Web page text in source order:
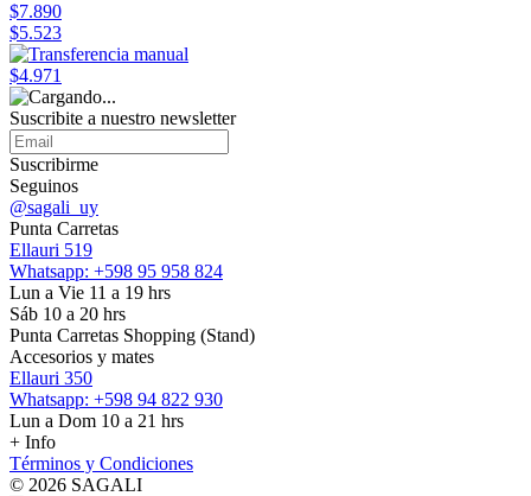
$7.890
$5.523
$4.971
Suscribite a nuestro newsletter
Suscribirme
Seguinos
@sagali_uy
Punta Carretas
Ellauri 519
Whatsapp: +598 95 958 824
Lun a Vie 11 a 19 hrs
Sáb 10 a 20 hrs
Punta Carretas Shopping (Stand)
Accesorios y mates
Ellauri 350
Whatsapp: +598 94 822 930
Lun a Dom 10 a 21 hrs
+ Info
Términos y Condiciones
© 2026 SAGALI